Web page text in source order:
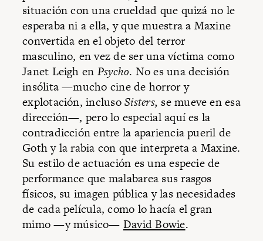
situación con una crueldad que quizá no le
esperaba ni a ella, y que muestra a Maxine
convertida en el objeto del terror
masculino, en vez de ser una víctima como
Janet Leigh en Psycho. No es una decisión
insólita —mucho cine de horror y
explotación, inclusoSisters, se mueve en esa
dirección—, pero lo especial aquí es la
contradicción entre la apariencia pueril de
Goth y la rabia con que interpreta a Maxine.
Su estilo de actuación es una especie de
performance que malabarea sus rasgos
físicos, su imagen pública y las necesidades
de cada película, como lo hacía el gran
mimo —y músico— David Bowie.